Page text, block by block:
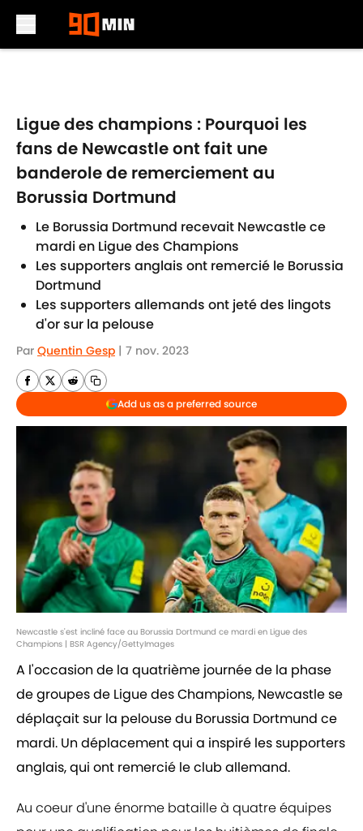
Ligue des champions : Pourquoi les
fans de Newcastle ont fait une
banderole de remerciement au
Borussia Dortmund
Le Borussia Dortmund recevait Newcastle ce
mardi en Ligue des Champions
Les supporters anglais ont remercié le Borussia
Dortmund
Les supporters allemands ont jeté des lingots
d'or sur la pelouse
Par Quentin Gesp | 7 nov. 2023
Add us as a preferred source
Newcastle s'est incliné face au Borussia Dortmund ce mardi en Ligue des
Champions | BSR Agency/GettyImages
A l'occasion de la quatrième journée de la phase
de groupes de Ligue des Champions, Newcastle se
déplaçait sur la pelouse du Borussia Dortmund ce
mardi. Un déplacement qui a inspiré les supporters
anglais, qui ont remercié le club allemand.
Au coeur d'une énorme bataille à quatre équipes